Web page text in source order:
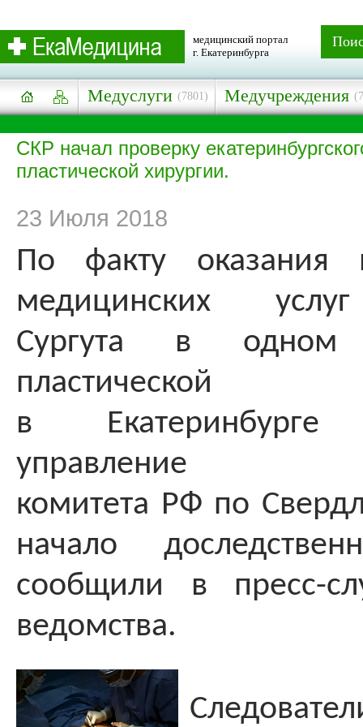
медицинский портал
г. Екатеринбурга
Медуслуги (7801) Медучреждения
СКР начал проверку
пластической хирургии.
23 Июля 2018
По факту оказания
медицинских
Сургута в
в Екатеринбурге
управление
комитета РФ по
начало
сообщили в пресс-
ведомства.